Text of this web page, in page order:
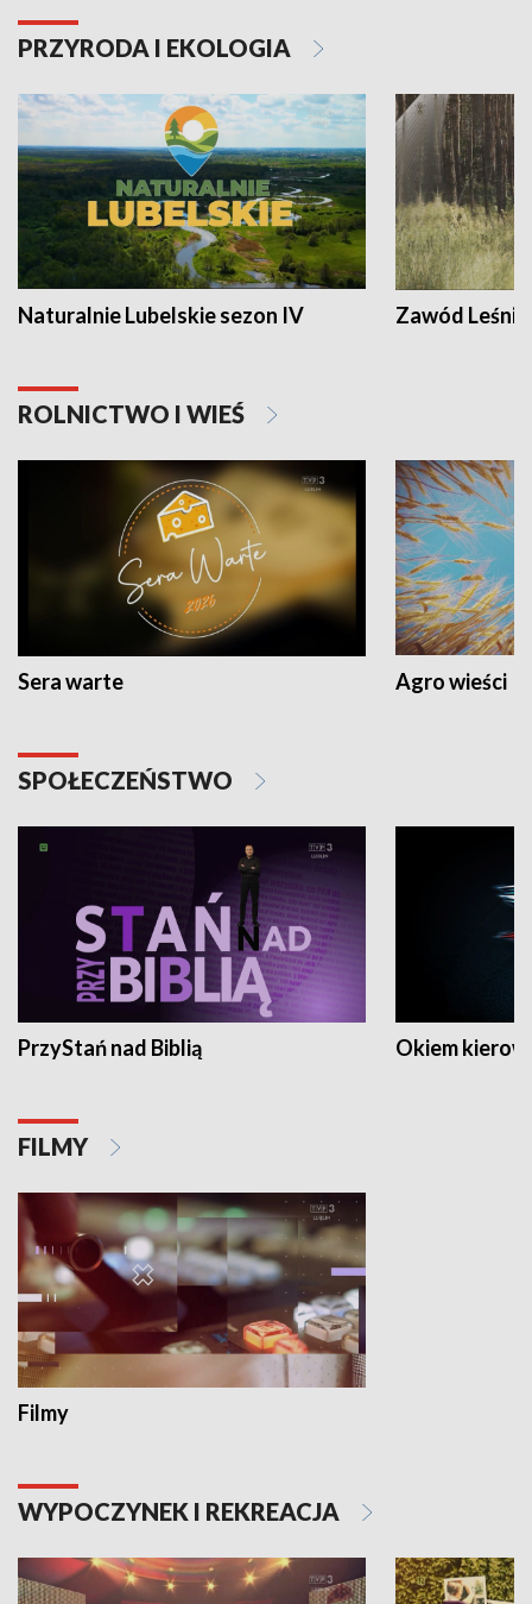
PRZYRODA I EKOLOGIA
Naturalnie Lubelskie sezon IV Zawód Leśnik
ROLNICTWO I WIEŚ
Sera warte Agro wieści
SPOŁECZEŃSTWO
PrzyStań nad Biblią Okiem
FILMY
Filmy
WYPOCZYNEK I REKREACJA